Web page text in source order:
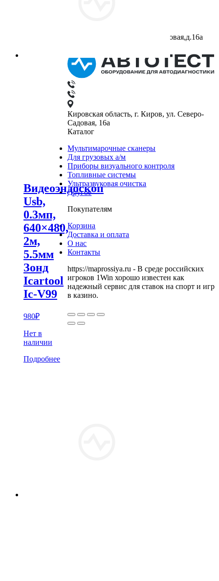
Видеоэндоскоп
Usb,
0.3мп,
640×480,
2м,
5.5мм
Зонд
Icartool
Ic-V99
980₽
Нет в
наличии
Подробнее
610042,г.Киров,ул.Северо-Садовая,д.16а
Кировская область, г. Киров, ул. Северо-
Садовая, 16а
Каталог
Мультимарочные сканеры
Для грузовых а/м
Приборы визуального контроля
Топливные системы
Ультразвуковая очистка
Другое
Покупателям
Корзина
Доставка и оплата
О нас
Контакты
https://maprossiya.ru - В среде российских
игроков 1Win хорошо известен как
надежный сервис для ставок на спорт и игр
в казино.